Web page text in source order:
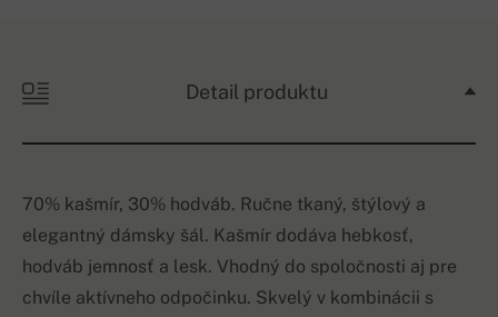
Detail produktu
70% kašmír, 30% hodváb. Ručne tkaný, štýlový a
elegantný dámsky šál. Kašmír dodáva hebkosť,
hodváb jemnosť a lesk. Vhodný do spoločnosti aj pre
chvíle aktívneho odpočinku. Skvelý v kombinácii s